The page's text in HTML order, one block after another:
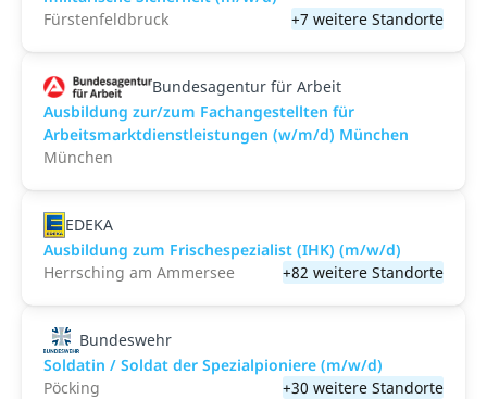
Fürstenfeldbruck
+7 weitere Standorte
Bundesagentur für Arbeit
Ausbildung zur/zum Fachangestellten für
Arbeitsmarktdienstleistungen (w/m/d) München
München
EDEKA
Ausbildung zum Frischespezialist (IHK) (m/w/d)
Herrsching am Ammersee
+82 weitere Standorte
Bundeswehr
Soldatin / Soldat der Spezialpioniere (m/w/d)
Pöcking
+30 weitere Standorte